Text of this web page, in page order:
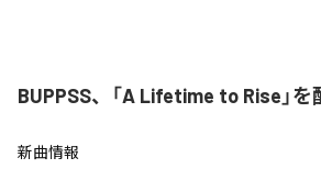
BUPPSS、「A Lifetime to Rise」
新曲情報